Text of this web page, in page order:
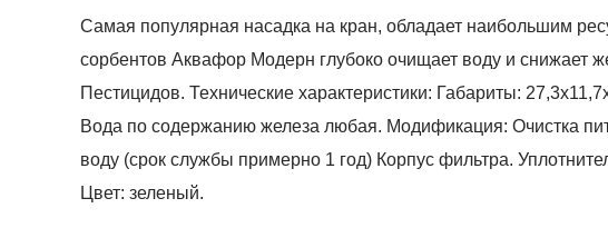
Самая популярная насадка на кран, обладает наибольшим
сорбентов Аквафор Модерн глубоко очищает воду и снижает
Пестицидов. Технические характеристики: Габариты:
Вода по содержанию железа любая. Модификация: Очистка
воду (срок службы примерно 1 год) Корпус фильтра.
Цвет: зеленый.